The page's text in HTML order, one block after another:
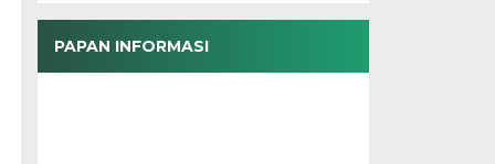
PAPAN INFORMASI